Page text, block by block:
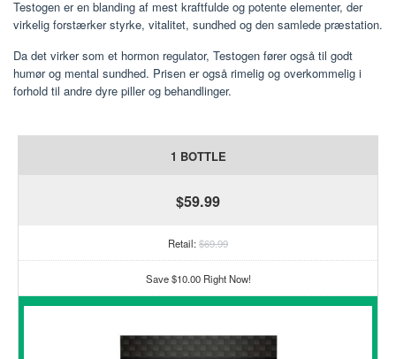
Testogen er en blanding af mest kraftfulde og potente elementer, der
virkelig forstærker styrke, vitalitet, sundhed og den samlede præstation.
Da det virker som et hormon regulator, Testogen fører også til godt
humør og mental sundhed. Prisen er også rimelig og overkommelig i
forhold til andre dyre piller og behandlinger.
1 BOTTLE
$59.99
Retail:$69.99
Save $10.00 Right Now!